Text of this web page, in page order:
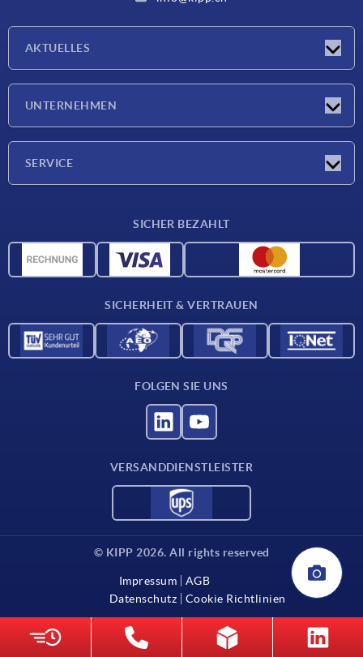
AKTUELLES
UNTERNEHMEN
SERVICE
CAD-Daten
SICHER BEZAHLT
SICHERHEIT & VERTRAUEN
FOLGEN SIE UNS
VERSANDDIENSTLEISTER
© KIPP 2026. All rights reserved
Impressum
AGB
Datenschutz
Cookie Richtlinien